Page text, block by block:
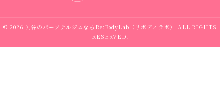
© 2026 刈谷のパーソナルジムならRe:BodyLab（リボディラボ） ALL RIGHTS
RESERVED.